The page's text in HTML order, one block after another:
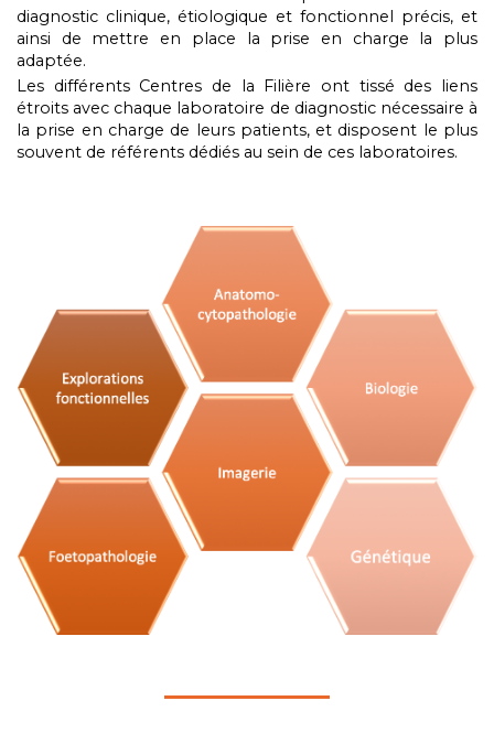
diagnostic clinique, étiologique et fonctionnel précis, et
ainsi de mettre en place la prise en charge la plus
adaptée.
Les différents Centres de la Filière ont tissé des liens
étroits avec chaque laboratoire de diagnostic nécessaire à
la prise en charge de leurs patients, et disposent le plus
souvent de référents dédiés au sein de ces laboratoires.